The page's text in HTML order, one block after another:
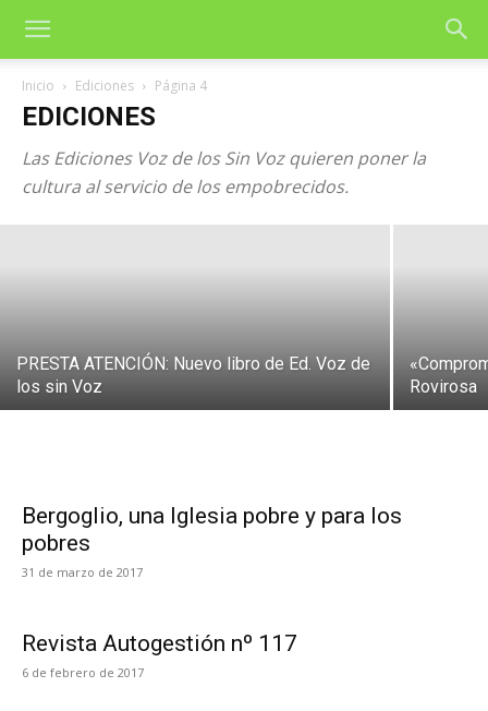
Inicio Ediciones Página 4
EDICIONES
Las Ediciones Voz de los Sin Voz quieren poner la
cultura al servicio de los empobrecidos.
Libro de Voz de los sin Voz sobre IA:
«Filosofía política más allá del
algoritmo»
24 de febrero de 2026
PRESTA ATENCIÓN: Nuevo libro de Ed. Voz de
los sin Voz
Rovirosa
Bergoglio, una Iglesia pobre y para los
pobres
31 de marzo de 2017
Revista Autogestión nº 117
6 de febrero de 2017